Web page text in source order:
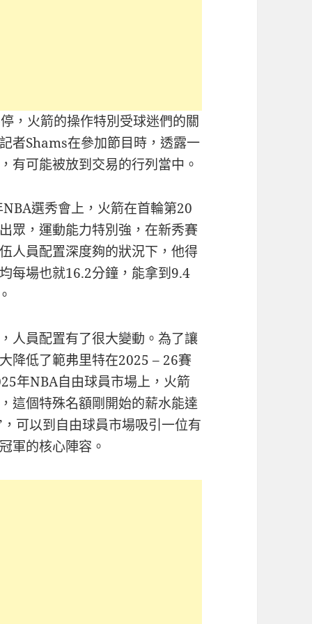
，火箭的操作特別受球迷們的關
者Shams在參加節目時，透露一
有可能被放到交易的行列當中。
選秀會上，火箭在首輪第20
眾，運動能力特別強，在新秀賽
人員配置深度夠的狀況下，他得
每場也就16.2分鐘，能拿到9.4
人員配置有了很大變動。為了讓
降低了範弗里特在2025 – 26賽
年NBA自由球員市場上，火箭
這個特殊名額剛開始的薪水能達
可以到自由球員市場吸引一位有
軍的核心陣容。